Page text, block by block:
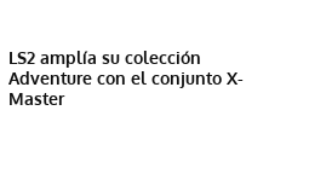
LS2 amplía su colección
Adventure con el conjunto X-
Master